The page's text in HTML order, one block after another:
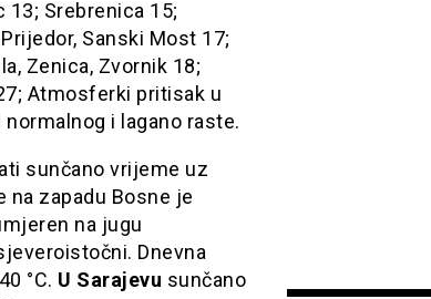
13; Srebrenica 15;
Sanski Most 17;
Zenica, Zvornik 18;
Atmosferki pritisak u
i lagano raste.
sunčano vrijeme uz
na zapadu Bosne je
na jugu
Dnevna
°C. U Sarajevu sunčano